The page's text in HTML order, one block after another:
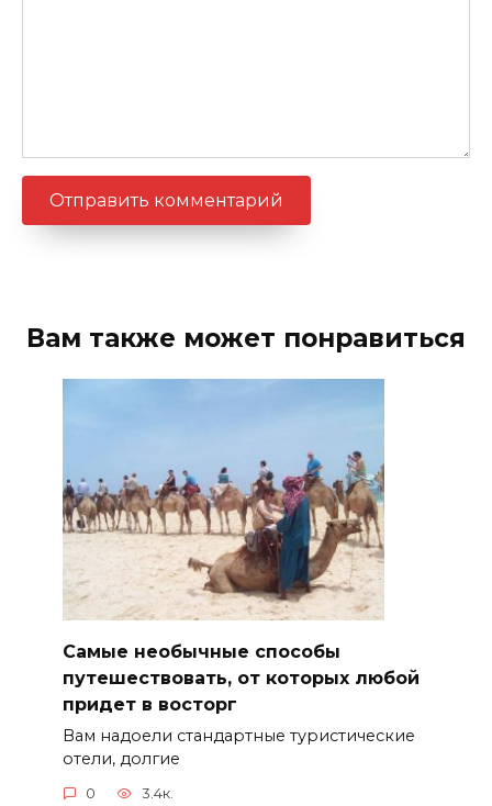
Вам также может понравиться
Самые необычные способы
путешествовать, от которых любой
придет в восторг
Вам надоели стандартные туристические
отели, долгие
0 3.4к.